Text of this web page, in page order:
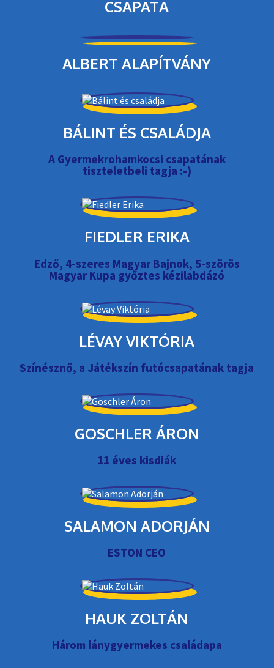
CSAPATA
ALBERT ALAPÍTVÁNY
BÁLINT ÉS CSALÁDJA
A Gyermekrohamkocsi csapatának
tiszteletbeli tagja :-)
FIEDLER ERIKA
Edző, 4-szeres Magyar Bajnok, 5-szörös
Magyar Kupa győztes kézilabdázó
LÉVAY VIKTÓRIA
Színésznő, a Játékszín futócsapatának tagja
GOSCHLER ÁRON
11 éves kisdiák
SALAMON ADORJÁN
ESTON CEO
HAUK ZOLTÁN
Három lánygyermekes családapa